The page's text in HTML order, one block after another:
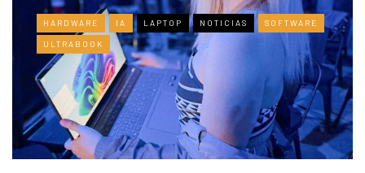
HARDWARE IA LAPTOP NOTICIAS SOFTWARE
ULTRABOOK